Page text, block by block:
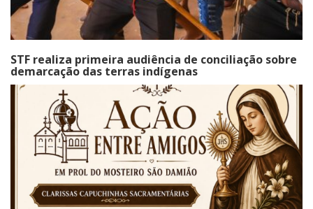
STF realiza primeira audiência de conciliação sobre
demarcação das terras indígenas